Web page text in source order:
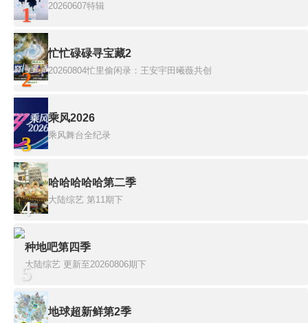
1 20260607特辑
2
忙忙碌碌寻宝藏2
20260804忙里偷闲录：王安宇田曦薇共创
3
乘风2026
乘风舞台全纪录
4
哈哈哈哈哈第二季
大陆综艺 第11期下
5
种地吧第四季
大陆综艺 更新至20260806期下
地球超新鲜第2季